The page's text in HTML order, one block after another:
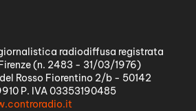
radiodiffusa registrata
(n. 2483 - 31/03/1976)
Rosso Fiorentino 2/b - 50142
P. IVA 03353190485